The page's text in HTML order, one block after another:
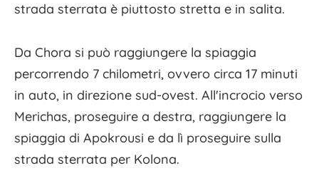
strada sterrata è piuttosto stretta e in salita.
Da Chora si può raggiungere la spiaggia
percorrendo 7 chilometri, ovvero circa 17 minuti
in auto, in direzione sud-ovest. All'incrocio verso
Merichas, proseguire a destra, raggiungere la
spiaggia di Apokrousi e da lì proseguire sulla
strada sterrata per Kolona.